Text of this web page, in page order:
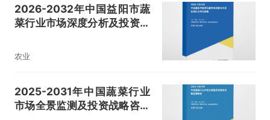
2026-2032年中国益阳市蔬
菜行业市场深度分析及投资机
农业
2025-2031年中国蔬菜行业
市场全景监测及投资战略咨询